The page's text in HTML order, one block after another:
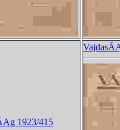
1923/415